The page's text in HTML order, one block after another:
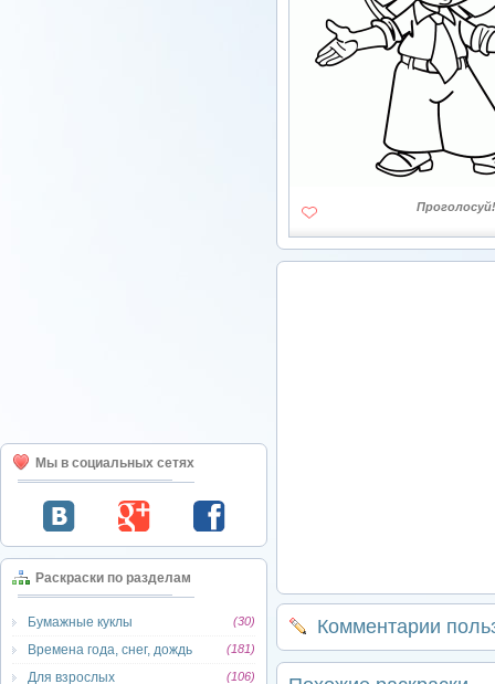
Мы в социальных сетях
Раскраски по разделам
Бумажные куклы (30)
Времена года, снег, дождь (181)
Для взрослых (106)
Проголосуй!
Комментарии